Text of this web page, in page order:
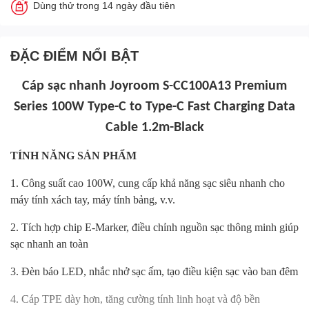
Dùng thử trong 14 ngày đầu tiên
ĐẶC ĐIỂM NỔI BẬT
Cáp sạc nhanh Joyroom S-CC100A13 Premium
Series 100W Type-C to Type-C Fast Charging Data
Cable 1.2m-Black
TÍNH NĂNG SẢN PHẨM
1. Công suất cao 100W, cung cấp khả năng sạc siêu nhanh cho
máy tính xách tay, máy tính bảng, v.v.
2. Tích hợp chip E-Marker, điều chỉnh nguồn sạc thông minh giúp
sạc nhanh an toàn
3. Đèn báo LED, nhắc nhở sạc ấm, tạo điều kiện sạc vào ban đêm
4. Cáp TPE dày hơn, tăng cường tính linh hoạt và độ bền